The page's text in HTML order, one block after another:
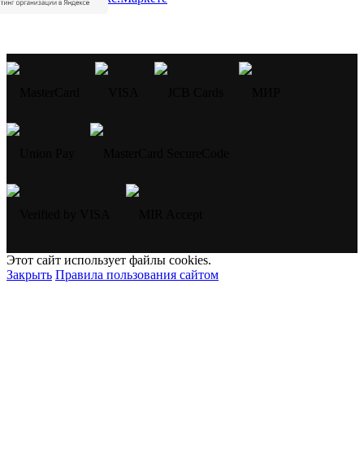
Этот сайт использует файлы cookies.
Закрыть Правила пользования сайтом